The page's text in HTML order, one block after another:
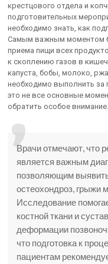
крестцового отдела и
подготовительных
необходимо знать, как
Самым важным моментом
приема пищи всех
к скоплению газов в
капуста, бобы, молоко,
необходимо выполнить за
это не все основные
обратить особое внимание.
Врачи отмечают, что
является важным
позволяющим
остеохондроз, грыжи
Исследование
костной ткани и
деформации
что подготовка к
пациентам